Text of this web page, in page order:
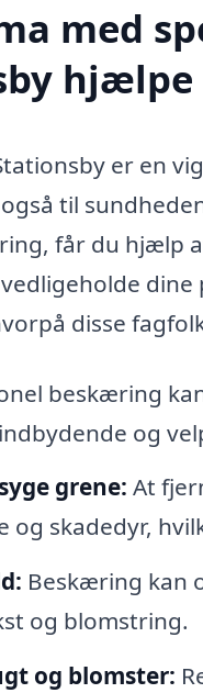
med
hjælpe
er en
til
får du hjælp
disse
beskæring
og
grene: At
og skadedyr,
Beskæring kan
og blomstring.
og blomster: